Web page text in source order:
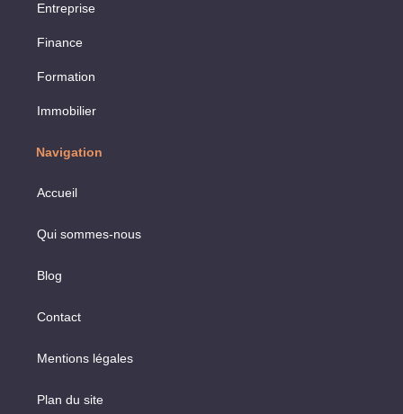
Entreprise
Finance
Formation
Immobilier
Navigation
Accueil
Qui sommes-nous
Blog
Contact
Mentions légales
Plan du site